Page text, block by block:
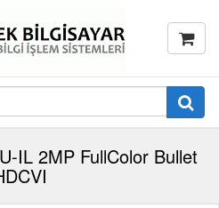
IL 2MP FullColor Bullet